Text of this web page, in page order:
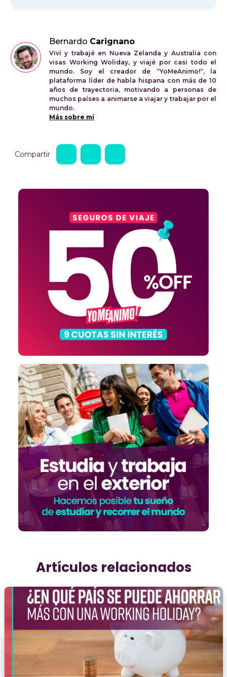
Bernardo Carignano
Viví y trabajé en Nueva Zelanda y Australia con
visas Working Woliday, y viajé por casi todo el
mundo. Soy el creador de “YoMeAnimo!“, la
plataforma líder de habla hispana con más de 10
años de trayectoria, motivando a personas de
muchos países a animarse a viajar y trabajar por el
mundo.
Más sobre mí
Compartir
Artículos relacionados